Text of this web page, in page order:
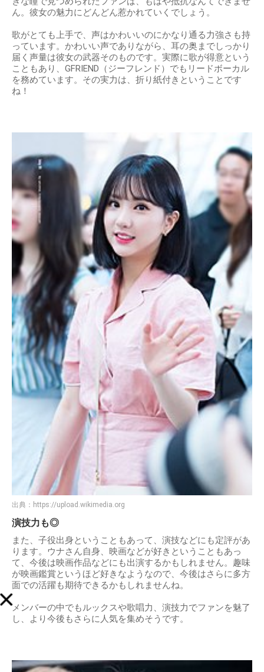
ん。彼女の魅力にどんどん惹かれていくでしょう。
歌がとても上手で、声はかわいいのにかなり通る力強さも持
っています。かわいい声でありながら、耳の奥までしっかり
届く声量は彼女の武器そのものです。実際に歌が得意という
こともあり、GFRIEND（ジーフレンド）でもリードボーカル
を務めています。その実力は、折り紙付きということです
ね！
出典： https://upload.wikimedia.org
演技力も◎
また、子役出身ということもあって、演技などにも定評があ
ります。ウナさん自身、映画などが好きということもあっ
て、今後は映画作品などにも出演するかもしれません。趣味
が映画鑑賞というほど好きなようなので、今後はさらに多方
面での活躍も期待できるかもしれませんね。
メンバーの中でもルックスや歌唱力、演技力でファンを魅了
し、より今後もさらに人気を集めそうです。